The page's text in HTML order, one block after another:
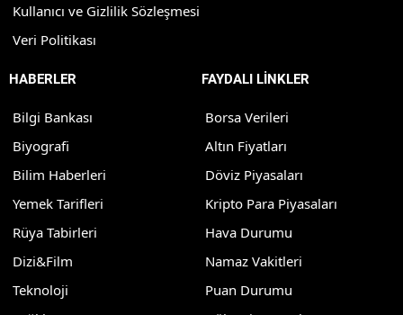
Kullanıcı ve Gizlilik Sözleşmesi
Veri Politikası
HABERLER
Bilgi Bankası
Biyografi
Bilim Haberleri
Yemek Tarifleri
Rüya Tabirleri
Dizi&Film
Teknoloji
FAYDALI LİNKLER
Borsa Verileri
Altın Fiyatları
Döviz Piyasaları
Kripto Para Piyasaları
Hava Durumu
Namaz Vakitleri
Puan Durumu